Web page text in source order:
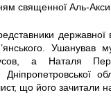
священної Аль-Акси.
державної
Ушанував
а Наталя
що його зачитали